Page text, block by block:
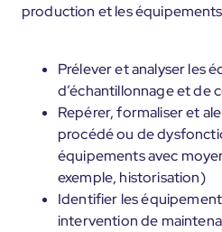
production et les équipements
Prélever et analyser les
d’échantillonnage et de
Repérer, formaliser et
procédé ou de
équipements avec
exemple, historisation)
Identifier les
intervention de